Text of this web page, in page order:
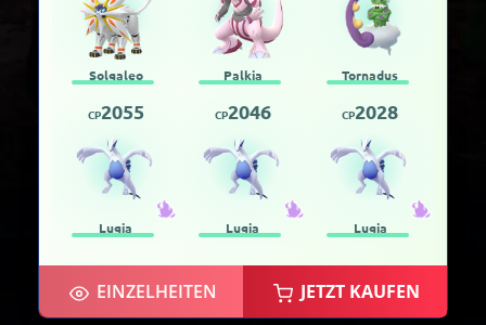
Solgaleo Palkia Tornadus
CP2055
Lugia
CP2046
Lugia
CP2028
Lugia
EINZELHEITEN JETZT KAUFEN